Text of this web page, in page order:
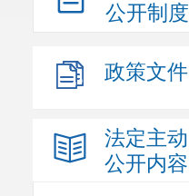
公开制度
政策文件
法定主动
公开内容